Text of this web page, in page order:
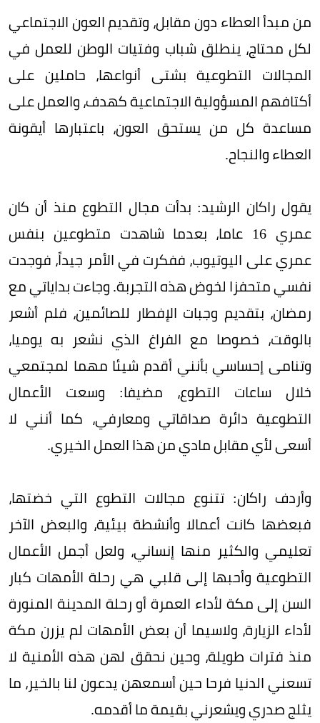
من مبدأ العطاء دون مقابل، وتقديم العون الاجتماعي
لكل محتاج، ينطلق شباب وفتيات الوطن للعمل في
المجالات التطوعية بشتى أنواعها، حاملين على
أكتافهم المسؤولية الاجتماعية كهدف، والعمل على
مساعدة كل من يستحق العون، باعتبارها أيقونة
العطاء والنجاح.
يقول راكان الرشيد: بدأت مجال التطوع منذ أن كان
عمري 16 عاما، بعدما شاهدت متطوعين بنفس
عمري على اليوتيوب، ففكرت في الأمر جيداً، فوجدت
نفسي متحفزا لخوض هذه التجربة. وجاءت بداياتي مع
رمضان، بتقديم وجبات الإفطار للصائمين، فلم أشعر
بالوقت، خصوصا مع الفراغ الذي نشعر به يوميا،
وتنامى إحساسي بأنني أقدم شيئا مهما لمجتمعي
خلال ساعات التطوع، مضيفا: وسعت الأعمال
التطوعية دائرة صداقاتي ومعارفي، كما أنني لا
أسعى لأي مقابل مادي من هذا العمل الخيري.
وأردف راكان: تتنوع مجالات التطوع التي خضتها،
فبعضها كانت أعمالا وأنشطة بيئية، والبعض الآخر
تعليمي والكثير منها إنساني، ولعل أجمل الأعمال
التطوعية وأحبها إلى قلبي هي رحلة الأمهات كبار
السن إلى مكة لأداء العمرة أو رحلة المدينة المنورة
لأداء الزيارة، ولاسيما أن بعض الأمهات لم يزرن مكة
منذ فترات طويلة، وحين نحقق لهن هذه الأمنية لا
تسعني الدنيا فرحا حين أسمعهن يدعون لنا بالخير، ما
يثلج صدري ويشعرني بقيمة ما أقدمه.